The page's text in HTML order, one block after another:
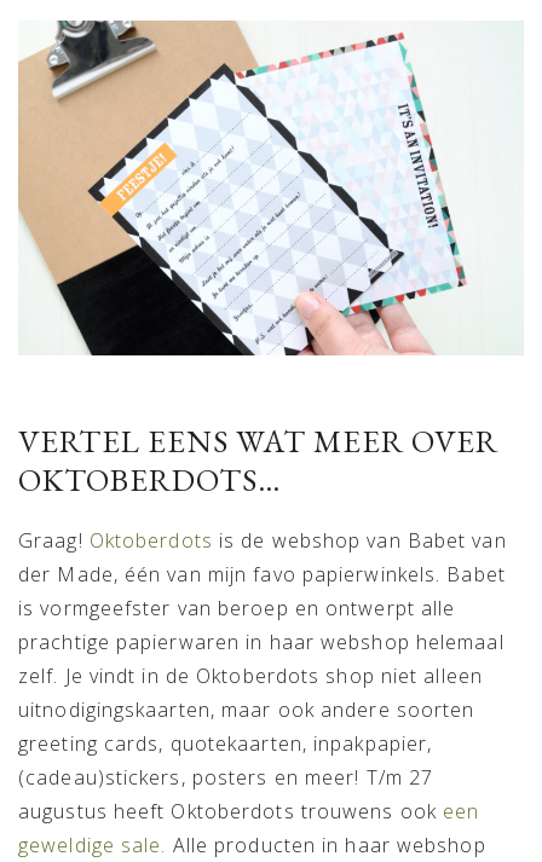
VERTEL EENS WAT MEER OVER
OKTOBERDOTS…
Graag! Oktoberdots is de webshop van Babet van
der Made, één van mijn favo papierwinkels. Babet
is vormgeefster van beroep en ontwerpt alle
prachtige papierwaren in haar webshop helemaal
zelf. Je vindt in de Oktoberdots shop niet alleen
uitnodigingskaarten, maar ook andere soorten
greeting cards, quotekaarten, inpakpapier,
(cadeau)stickers, posters en meer! T/m 27
augustus heeft Oktoberdots trouwens ook een
geweldige sale. Alle producten in haar webshop